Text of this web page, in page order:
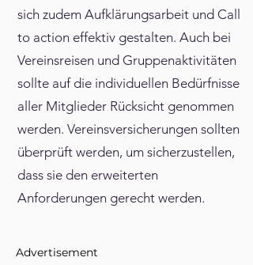
sich zudem Aufklärungsarbeit und Call
to action effektiv gestalten. Auch bei
Vereinsreisen und Gruppenaktivitäten
sollte auf die individuellen Bedürfnisse
aller Mitglieder Rücksicht genommen
werden. Vereinsversicherungen sollten
überprüft werden, um sicherzustellen,
dass sie den erweiterten
Anforderungen gerecht werden.
Advertisement